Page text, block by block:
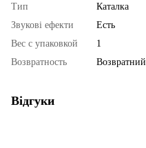
Тип
Каталка
Звукові ефекти
Есть
Вес с упаковкой
1
Возвратность
Возвратний
Відгуки